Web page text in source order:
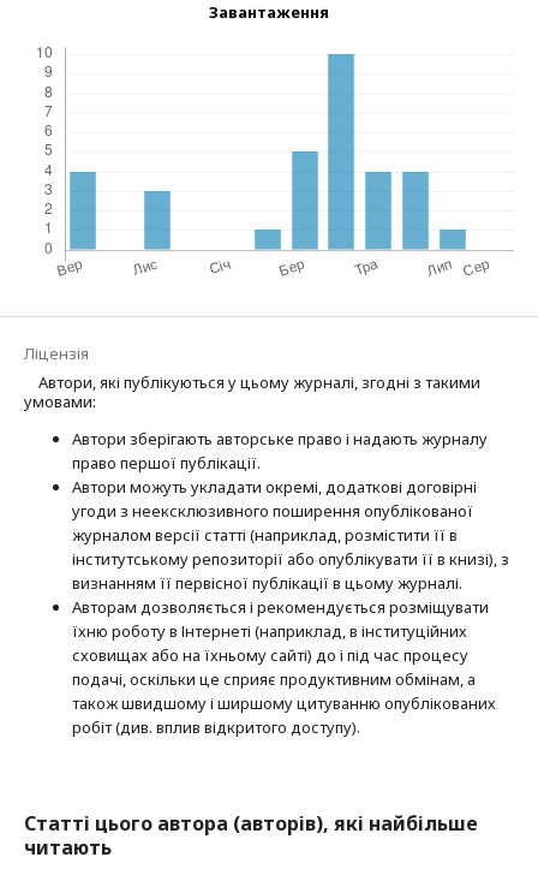
Завантаження
Ліцензія
Автори, які публікуються у цьому журналі, згодні з такими
умовами:
Автори зберігають авторське право і надають журналу
право першої публі­кації.
Автори можуть укладати окремі, додат­кові договірні
угоди з неексклюзив­ного поширення опублікованої
журналом версії статті (наприклад, розмістити її в
інститутському репозиторії або опубліку­вати її в книзі), з
визнанням її первісної публікації в цьому журналі.
Авторам дозволяється і рекомендується розміщувати
їхню роботу в Інтернеті (наприклад, в інституційних
сховищах або на їхньому сайті) до і під час процесу
подачі, оскільки це сприяє продуктивним обмінам, а
також швидшому і ширшому цитуванню опубліко­ва­них
робіт (див. вплив відкритого доступу).
Статті цього автора (авторів), які найбільше
читають